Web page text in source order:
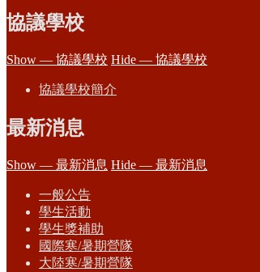
協議學校
Show — 協議學校 Hide — 協議學校
協議學校簡介
最新消息
Show — 最新消息 Hide — 最新消息
一般公告
學生活動
學生獎補助
國際寒/暑期營隊
大陸寒/暑期營隊